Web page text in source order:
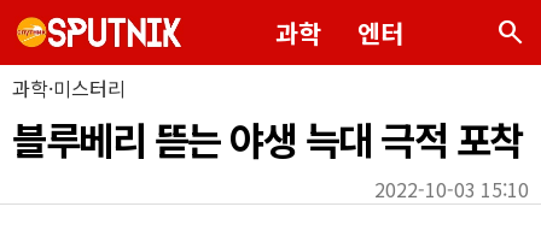
과학 엔터 search
과학·미스터리
블루베리 뜯는 야생 늑대 극적 포착
2022-10-03 15:10